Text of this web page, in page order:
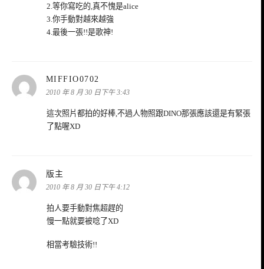
2.等你寫吃的,真不愧是alice
3.你手動對越來越強
4.最後一張!!是歌神!
MIFFIO0702
示:
2010 年 8 月 30 日下午 3:43
這次照片都拍的好棒,不過人物照跟DINO那張應該還是有緊張
了點喔XD
版主
示:
2010 年 8 月 30 日下午 4:12
拍人要手動對焦超趕的
慢一點就要被唸了XD
相當考驗技術!!